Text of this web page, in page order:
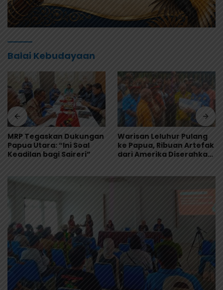
Balai Kebudayaan
MRP Tegaskan Dukungan
Papua Utara: “Ini Soal
Keadilan bagi Saireri”
Warisan Leluhur Pulang
ke Papua, Ribuan Artefak
dari Amerika Diserahkan